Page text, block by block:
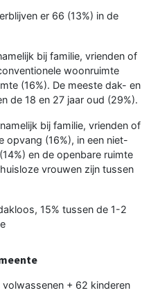
er 66 (13%) in de
bij familie, vrienden of
woonruimte
(16%). De meeste dak- en
de 18 en 27 jaar oud (29%).
bij familie, vrienden of
opvang (16%), in een niet-
en de openbare ruimte
vrouwen zijn tussen
15% tussen de 1-2
+ 62 kinderen